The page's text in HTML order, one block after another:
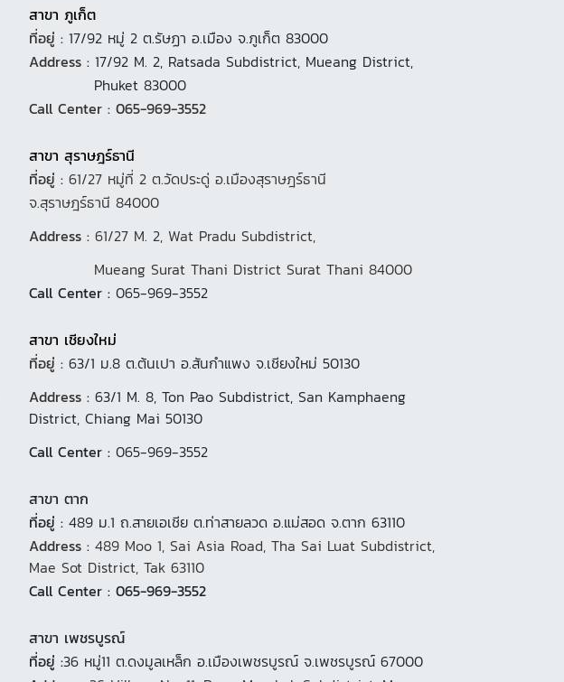
สาขา ภูเก็ต
ที่อยู่ : 17/92 หมู่ 2 ต.รัษฏา อ.เมือง จ.ภูเก็ต 83000
Address : 17/92 M. 2, Ratsada Subdistrict, Mueang District,
Phuket 83000
Call Center : 065-969-3552
สาขา สุราษฎร์ธานี
ที่อยู่ : 61/27 หมู่ที่ 2 ต.วัดประดู่ อ.เมืองสุราษฎร์ธานี
จ.สุราษฎร์ธานี 84000
Address : 61/27 M. 2, Wat Pradu Subdistrict,
Mueang Surat Thani District Surat Thani 84000
Call Center : 065-969-3552
สาขา เชียงใหม่
ที่อยู่ : 63/1 ม.8 ต.ต้นเปา อ.สันกำแพง จ.เชียงใหม่ 50130
Address : 63/1 M. 8, Ton Pao Subdistrict, San Kamphaeng
District, Chiang Mai 50130
Call Center : 065-969-3552
สาขา ตาก
ที่อยู่ : 489 ม.1 ถ.สายเอเชีย ต.ท่าสายลวด อ.แม่สอด จ.ตาก 63110
Address : 489 Moo 1, Sai Asia Road, Tha Sai Luat Subdistrict,
Mae Sot District, Tak 63110
Call Center : 065-969-3552
สาขา เพชรบูรณ์
ที่อยู่ :36 หมู่11 ต.ดงมูลเหล็ก อ.เมืองเพชรบูรณ์ จ.เพชรบูรณ์ 67000